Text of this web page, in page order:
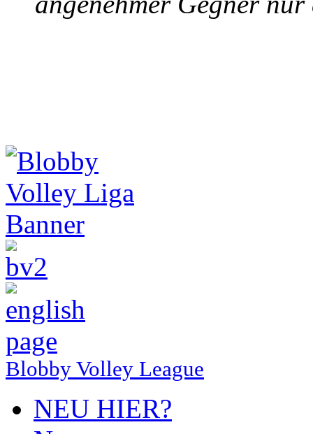
Blobby Volley League
NEU HIER?